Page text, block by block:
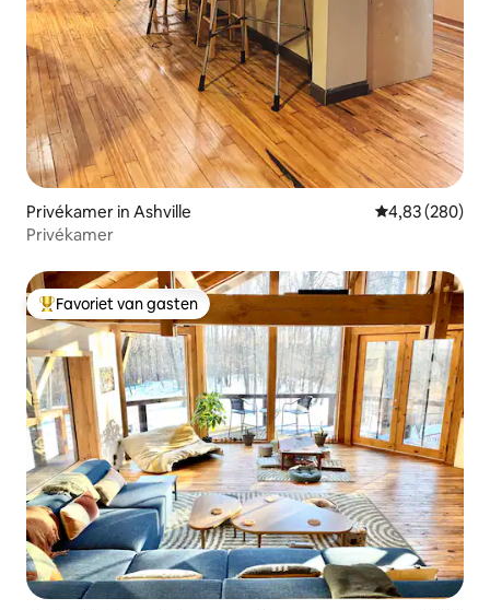
Privékamer in Ashville Gemiddelde
4,83 (280)
Privékamer
Topfavoriet van gasten
Favoriet van gasten